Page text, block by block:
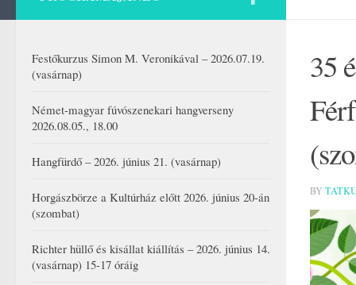
35
BY
Festőkurzus Simon M. Veronikával – 2026.07.19.
(vasárnap)
Német-magyar fúvószenekari hangverseny
2026.08.05., 18.00
Hangfürdő – 2026. június 21. (vasárnap)
Horgászbörze a Kultúrház előtt 2026. június 20-án
(szombat)
Richter hüllő és kisállat kiállítás – 2026. június 14.
(vasárnap) 15-17 óráig